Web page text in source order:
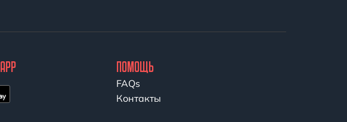
ПОМОЩЬ
FAQs
Контакты